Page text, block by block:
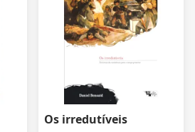
Os irredutíveis